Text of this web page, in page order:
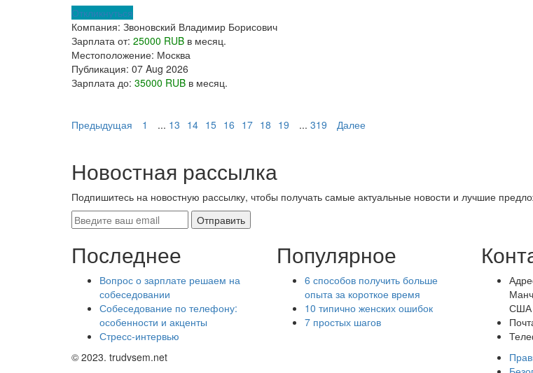
Откликнуться
Компания: Звоновский Владимир Борисович
Зарплата от: 25000 RUB в месяц.
Местоположение: Москва
Публикация: 07 Aug 2026
Зарплата до: 35000 RUB в месяц.
Предыдущая 1 ... 13 14 15 16 17 18 19 ... 319 Далее
Новостная рассылка
Подпишитесь на новостную рассылку, чтобы получать самые актуальные новости и лучшие
Последнее
Вопрос о зарплате решаем на
собеседовании
Собеседование по телефону:
особенности и акценты
Стресс-интервью
Популярное
6 способов получить больше
опыта за короткое время
10 типично женских ошибок
7 простых шагов
США
© 2023. trudvsem.net